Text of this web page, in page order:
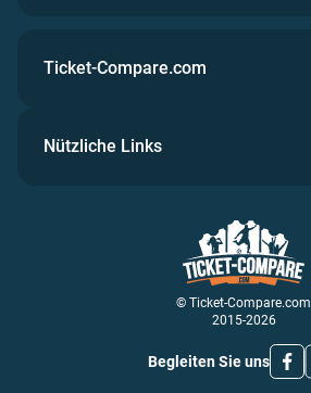
© Ticket-Compare.com
2015-2026
Begleiten Sie uns
Ticket-Compare.com
Nützliche Links